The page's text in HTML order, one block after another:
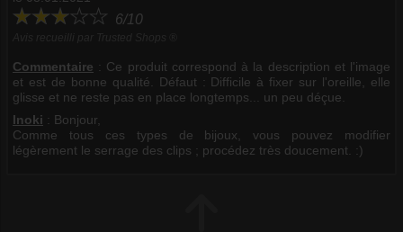
6/10
Commentaire : Ce produit correspond à la description et l'image
et est de bonne qualité. Défaut : Difficile à fixer sur l'oreille, elle
glisse et ne reste pas en place longtemps... un peu déçue.
Inoki : Bonjour,
Comme tous ces types de bijoux, vous pouvez modifier
légèrement le serrage des clips ; procédez très doucement. :)